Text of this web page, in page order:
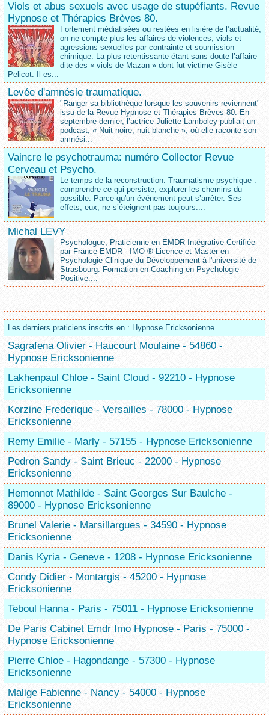
Viols et abus sexuels avec usage de stupéfiants. Revue
Hypnose et Thérapies Brèves 80.
Fortement médiatisées ou restées en lisière de l’actualité,
on ne compte plus les affaires de violences, viols et
agressions sexuelles par contrainte et soumission
chimique. La plus retentissante étant sans doute l’affaire
dite des « viols de Mazan » dont fut victime Gisèle
Pelicot. Il es...
Levée d'amnésie traumatique.
"Ranger sa bibliothèque lorsque les souvenirs reviennent"
issu de la Revue Hypnose et Thérapies Brèves 80. En
septembre dernier, l’actrice Juliette Lamboley publiait un
podcast, « Nuit noire, nuit blanche », où elle raconte son
amnési...
Vaincre le psychotrauma: numéro Collector Revue
Cerveau et Psycho.
Le temps de la reconstruction. Traumatisme psychique :
comprendre ce qui persiste, explorer les chemins du
possible. Parce qu'un événement peut s’arrêter. Ses
effets, eux, ne s’éteignent pas toujours....
Michal LEVY
Psychologue, Praticienne en EMDR Intégrative Certifiée
par France EMDR - IMO ® Licence et Master en
Psychologie Clinique du Développement à l'université de
Strasbourg. Formation en Coaching en Psychologie
Positive....
Les derniers praticiens inscrits en : Hypnose Ericksonienne
Sagrafena Olivier - Haucourt Moulaine - 54860 -
Hypnose Ericksonienne
Lakhenpaul Chloe - Saint Cloud - 92210 - Hypnose
Ericksonienne
Korzine Frederique - Versailles - 78000 - Hypnose
Ericksonienne
Remy Emilie - Marly - 57155 - Hypnose Ericksonienne
Pedron Sandy - Saint Brieuc - 22000 - Hypnose
Ericksonienne
Hemonnot Mathilde - Saint Georges Sur Baulche -
89000 - Hypnose Ericksonienne
Brunel Valerie - Marsillargues - 34590 - Hypnose
Ericksonienne
Danis Kyria - Geneve - 1208 - Hypnose Ericksonienne
Condy Didier - Montargis - 45200 - Hypnose
Ericksonienne
Teboul Hanna - Paris - 75011 - Hypnose Ericksonienne
De Paris Cabinet Emdr Imo Hypnose - Paris - 75000 -
Hypnose Ericksonienne
Pierre Chloe - Hagondange - 57300 - Hypnose
Ericksonienne
Malige Fabienne - Nancy - 54000 - Hypnose
Ericksonienne